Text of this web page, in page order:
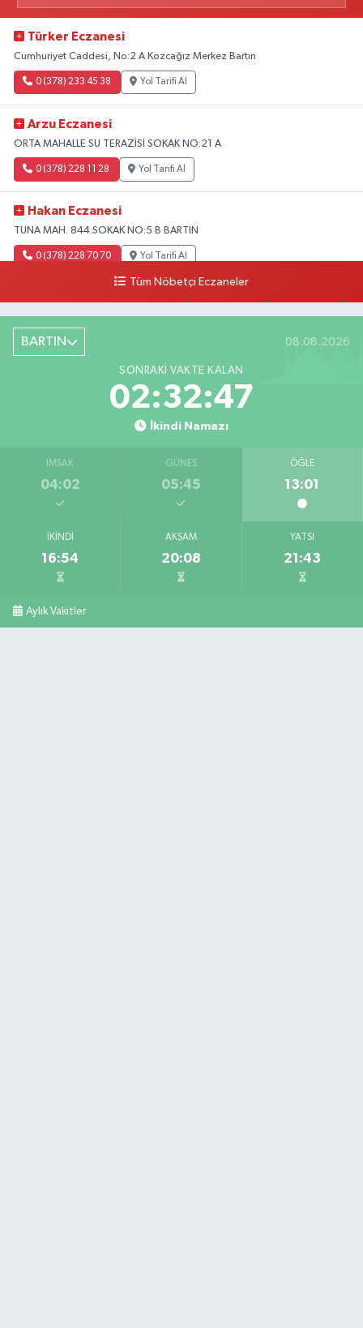
Türker Eczanesi
Cumhuriyet Caddesi, No:2 A Kozcağız Merkez Bartın
0 (378) 233 45 38 Yol Tarifi Al
Arzu Eczanesi
ORTA MAHALLE SU TERAZİSİ SOKAK NO:21 A
0 (378) 228 11 28 Yol Tarifi Al
Hakan Eczanesi
TUNA MAH. 844.SOKAK NO:5 B BARTIN
0 (378) 228 70 70 Yol Tarifi Al
Tüm Nöbetçi Eczaneler
BARTIN 08.08.2026
SONRAKI VAKTE KALAN
02:32:46
İkindi Namazı
İMSAK
04:02
GÜNEŞ
05:45
ÖĞLE
13:01
İKINDI
16:54
AKŞAM
20:08
YATSI
21:43
Aylık Vakitler